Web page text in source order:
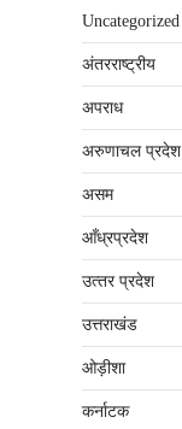
Uncategorized
अंतरराष्‍ट्रीय
अपराध
अरुणाचल प्रदेश
असम
आँध्रप्रदेश
उत्‍तर प्रदेश
उत्तराखंड
ओड़ीशा
कर्नाटक